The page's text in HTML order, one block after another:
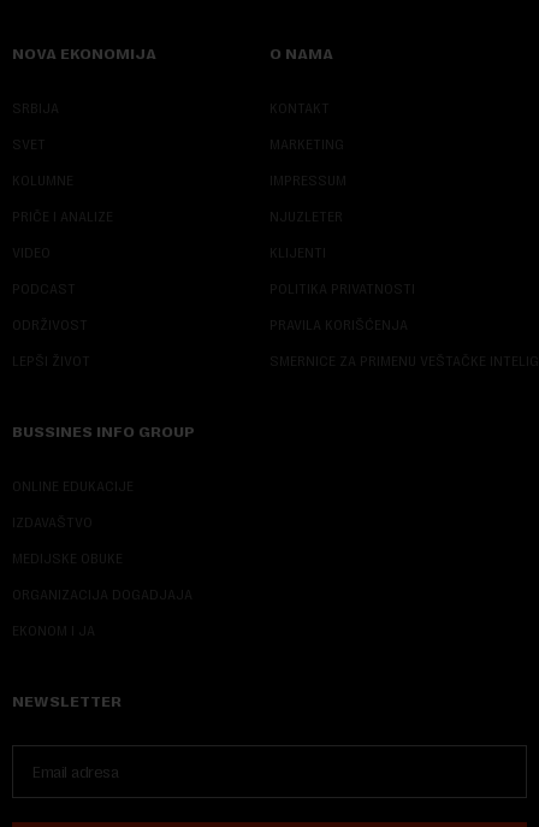
NOVA EKONOMIJA
SRBIJA
SVET
KOLUMNE
PRIČE I ANALIZE
VIDEO
PODCAST
ODRŽIVOST
LEPŠI ŽIVOT
O NAMA
KONTAKT
MARKETING
IMPRESSUM
NJUZLETER
KLIJENTI
POLITIKA PRIVATNOSTI
PRAVILA KORIŠĆENJA
SMERNICE ZA PRIMENU VEŠTAČKE
BUSSINES INFO GROUP
ONLINE EDUKACIJE
IZDAVAŠTVO
MEDIJSKE OBUKE
ORGANIZACIJA DOGADJAJA
EKONOM I JA
NEWSLETTER